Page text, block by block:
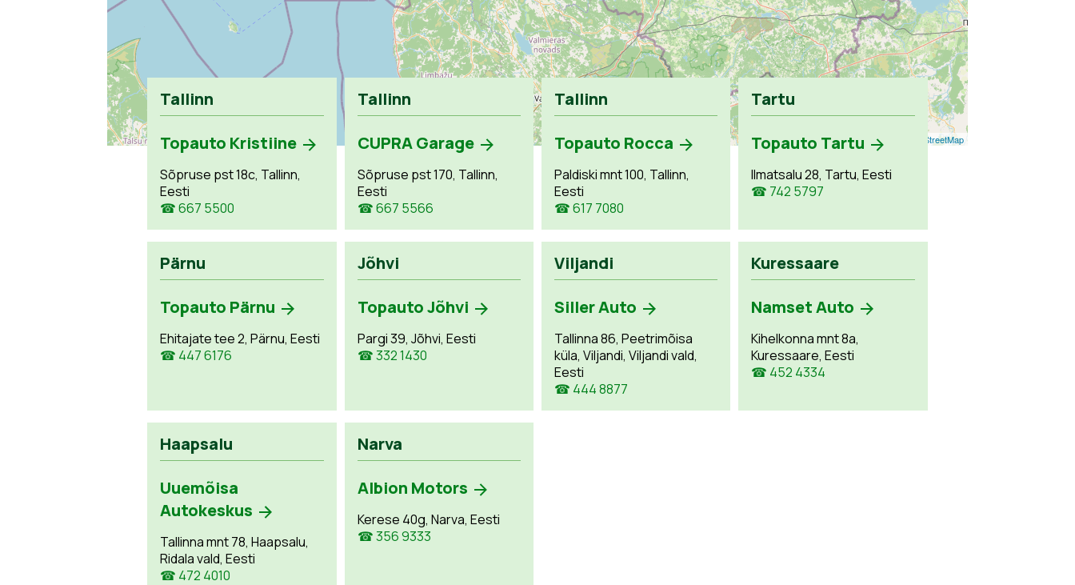
Leaflet OpenStreetMap
Tallinn
Topauto Kristiine
Sõpruse pst 18c, Tallinn,
Eesti
☎ 667 5500
Tallinn
CUPRA Garage
Sõpruse pst 170, Tallinn,
Eesti
☎ 667 5566
Tallinn
Topauto Rocca
Paldiski mnt 100, Tallinn,
Eesti
☎ 617 7080
Tartu
Topauto Tartu
Ilmatsalu 28, Tartu, Eesti
☎ 742 5797
Pärnu
Topauto Pärnu
Ehitajate tee 2, Pärnu, Eesti
☎ 447 6176
Jõhvi
Topauto Jõhvi
Pargi 39, Jõhvi, Eesti
☎ 332 1430
Viljandi
Siller Auto
Tallinna 86, Peetrimõisa
küla, Viljandi, Viljandi vald,
Eesti
☎ 444 8877
Kuressaare
Namset Auto
Kihelkonna mnt 8a,
Kuressaare, Eesti
☎ 452 4334
Haapsalu
Uuemõisa
Autokeskus
Tallinna mnt 78, Haapsalu,
Ridala vald, Eesti
☎ 472 4010
Narva
Albion Motors
Kerese 40g, Narva, Eesti
☎ 356 9333